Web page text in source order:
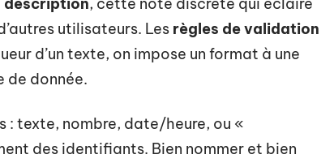
utilisateurs. Les règles de validation
d’un texte, on impose un format à une
de donnée.
: texte, nombre, date/heure, ou «
des identifiants. Bien nommer et bien